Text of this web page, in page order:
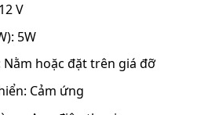
V
5W
Nằm hoặc đặt trên giá đỡ
Cảm ứng